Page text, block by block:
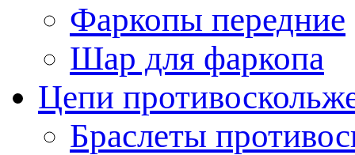
Фаркопы передние
Шар для фаркопа
Цепи
Браслеты